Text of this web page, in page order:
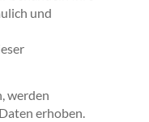
und
werden
erhoben.